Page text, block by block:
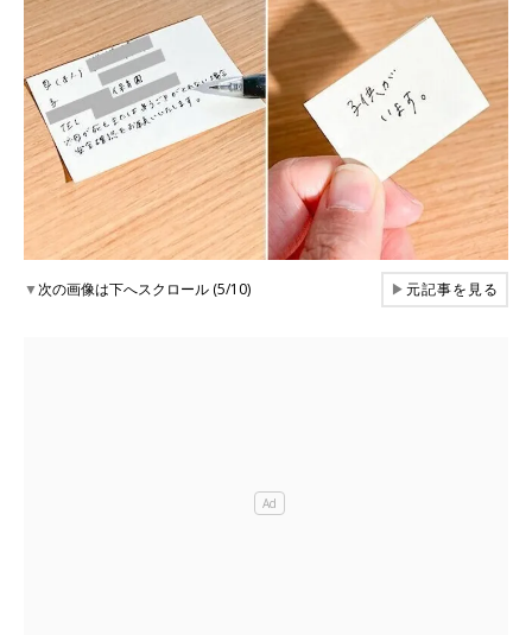
▼次の画像は下へスクロール (5/10) ▶元記事を見る